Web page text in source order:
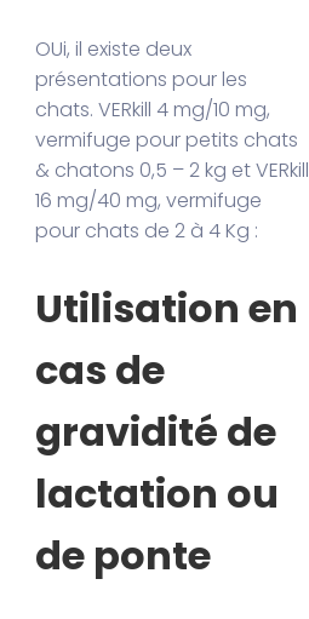
OUi, il existe deux
présentations pour les
chats. VERkill 4 mg/10 mg,
vermifuge pour petits chats
& chatons 0,5 – 2 kg et VERkill
16 mg/40 mg, vermifuge
pour chats de 2 à 4 Kg :
Utilisation en
cas de
gravidité de
lactation ou
de ponte